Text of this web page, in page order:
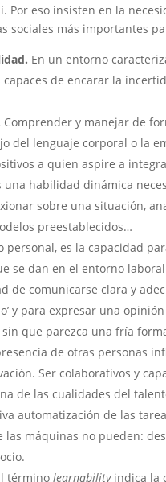
Por eso insisten en la
sociales más importantes
En un entorno
de encarar la
Comprender y manejar de
del lenguaje corporal o la
a quien aspire a
una habilidad dinámica
sobre una situación,
preestablecidos…
personal, es la capacidad
se dan en el entorno
de comunicarse clara y
y para expresar una
que parezca una fría
de otras personas
Ser colaborativos y
de las cualidades del
automatización de las
las máquinas no pueden:
términolearnabilityindica la